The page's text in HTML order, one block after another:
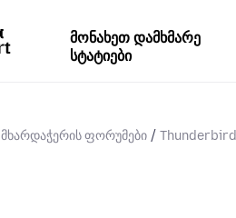
მონახეთ დამხმარე
სტატიები
მხარდაჭერის ფორუმები Thunderbird